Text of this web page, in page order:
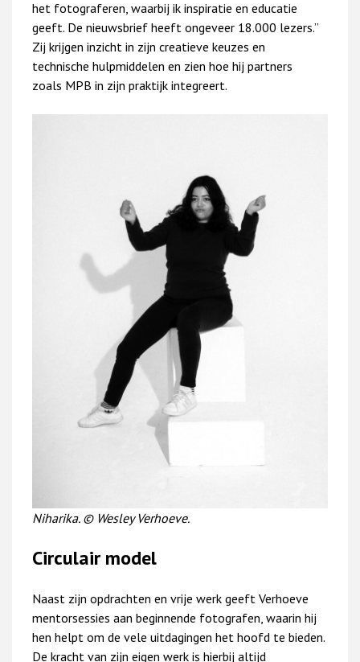
het fotograferen, waarbij ik inspiratie en educatie
geeft. De nieuwsbrief heeft ongeveer 18.000 lezers.”
Zij krijgen inzicht in zijn creatieve keuzes en
technische hulpmiddelen en zien hoe hij partners
zoals MPB in zijn praktijk integreert.
Niharika. © Wesley Verhoeve.
Circulair model
Naast zijn opdrachten en vrije werk geeft Verhoeve
mentorsessies aan beginnende fotografen, waarin hij
hen helpt om de vele uitdagingen het hoofd te bieden.
De kracht van zijn eigen werk is hierbij altijd